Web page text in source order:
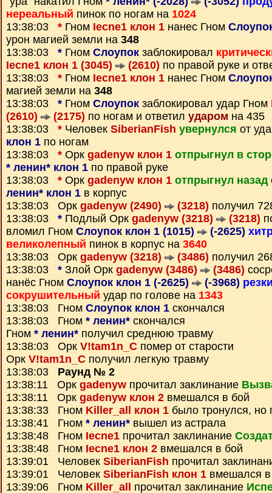
нереальный пинок по ногам на 1024
13:38:03 * Гном Iecne1 клон 1 нанес Гном
урон магией земли на 348
13:38:03 * Гном Слоупок заблокировал
Iecne1 клон 1 (3045)
(2610) по правой руке и
13:38:03 * Гном Iecne1 клон 1 нанес Гном
магией земли на 348
13:38:03 * Гном Слоупок заблокировал удар Гном
(2610)
(2175) по ногам и ответил ударом на 435
13:38:03 * Человек SiberianFish увернулся от
клон 1 по ногам
13:38:03 * Орк gadenyw клон 1 отпрыгнул в
* ленин* клон 1 по правой руке
13:38:03 * Орк gadenyw клон 1 отпрыгнул назад
ленин* клон 1 в корпус
13:38:03 Орк gadenyw (2490) (3218) получил
13:38:03 * Подлый Орк gadenyw (3218) (3218)
вломил Гном Слоупок клон 1 (1015) (-2625)
великолепный пинок в корпус на 3640
13:38:03 Орк gadenyw (3218) (3486) получил
13:38:03 * Злой Орк gadenyw (3486) (3486)
нанёс Гном Слоупок клон 1 (-2625) (-3968)
сокрушительный удар по голове на 1343
13:38:03 Гном Слоупок клон 1 скончался
13:38:03 Гном * ленин* скончался
Гном * ленин* получил среднюю травму
13:38:03 Орк V!tam1n_C помер от старости
Орк V!tam1n_C получил легкую травму
13:38:03 Раунд № 2
13:38:11 Орк gadenyw прочитал заклинание
13:38:11 Орк gadenyw клон 2 вмешался в бой
13:38:33 Гном Killer_all клон 1 было тронулся, но
13:38:41 Гном * ленин* вышел из астрала
13:38:48 Гном Iecne1 прочитал заклинание
13:38:48 Гном Iecne1 клон 2 вмешался в бой
13:39:01 Человек SiberianFish прочитал
13:39:01 Человек SiberianFish клон 1 вмешался
13:39:06 Гном Killer_all прочитал заклинание